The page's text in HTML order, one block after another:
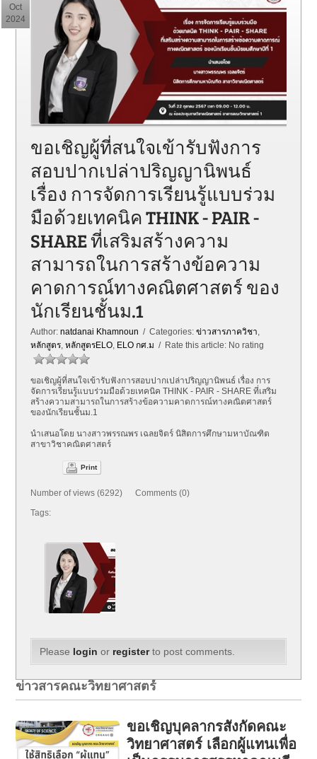
Oct
2024
ขอเชิญผู้ที่สนใจเข้ารับฟังการ
สอบปากเปล่าปริญญานิพนธ์
เรื่อง การจัดการเรียนรู้แบบร่วม
มือด้วยเทคนิค THINK - PAIR -
SHARE ที่เสริมสร้างความ
สามารถในการสร้างข้อความ
คาดการณ์ทางคณิตศาสตร์ ของ
นักเรียนชั้นม.1
Author:natdanai Khamnoun / Categories:ข่าวสารภาควิชา,
หลักสูตร,หลักสูตรELO, ELO กศ.ม / Rate this article: No rating
ขอเชิญผู้ที่สนใจเข้ารับฟังการสอบปากเปล่าปริญญานิพนธ์ เรื่อง การ
จัดการเรียนรู้แบบร่วมมือด้วยเทคนิค THINK - PAIR - SHARE ที่เสริม
สร้างความสามารถในการสร้างข้อความคาดการณ์ทางคณิตศาสตร์
ของนักเรียนชั้นม.1
นำเสนอโดย นางสาวพรรณพร เฉลยจิตร์ นิสิตการศึกษามหาบัณฑิต
สาขาวิชาคณิตศาสตร์
Print
Number of views (6292) Comments (0)
Tags:
Please login or registerto post comments.
ข่าวสารคณะวิทยาศาสตร์
ขอเชิญบุคลากรสังกัดคณะ
วิทยาศาสตร์ เลือกผู้แทนเพื่อ